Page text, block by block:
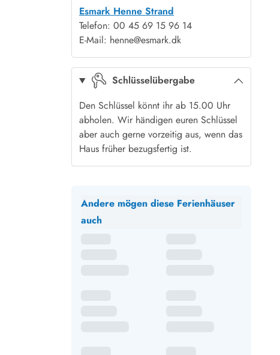
Esmark Henne Strand
Telefon: 00 45 69 15 96 14
E-Mail: henne@esmark.dk
Schlüsselübergabe
Den Schlüssel könnt ihr ab 15.00 Uhr
abholen. Wir händigen euren Schlüssel
aber auch gerne vorzeitig aus, wenn das
Haus früher bezugsfertig ist.
Andere mögen diese Ferienhäuser
auch